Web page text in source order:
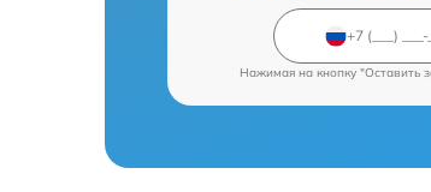
Нажимая на кнопку "Оставить